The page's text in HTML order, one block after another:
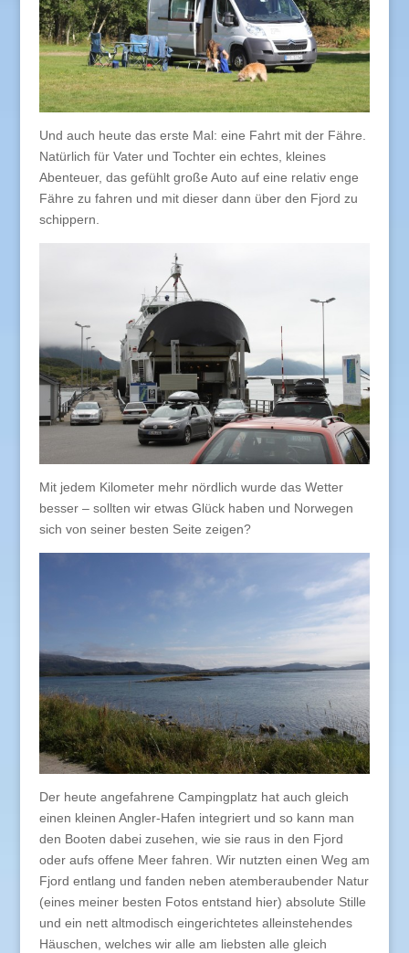
Und auch heute das erste Mal: eine Fahrt mit der Fähre.
Natürlich für Vater und Tochter ein echtes, kleines
Abenteuer, das gefühlt große Auto auf eine relativ enge
Fähre zu fahren und mit dieser dann über den Fjord zu
schippern.
Mit jedem Kilometer mehr nördlich wurde das Wetter
besser – sollten wir etwas Glück haben und Norwegen
sich von seiner besten Seite zeigen?
Der heute angefahrene Campingplatz hat auch gleich
einen kleinen Angler-Hafen integriert und so kann man
den Booten dabei zusehen, wie sie raus in den Fjord
oder aufs offene Meer fahren. Wir nutzten einen Weg am
Fjord entlang und fanden neben atemberaubender Natur
(eines meiner besten Fotos entstand hier) absolute Stille
und ein nett altmodisch eingerichtetes alleinstehendes
Häuschen, welches wir alle am liebsten alle gleich